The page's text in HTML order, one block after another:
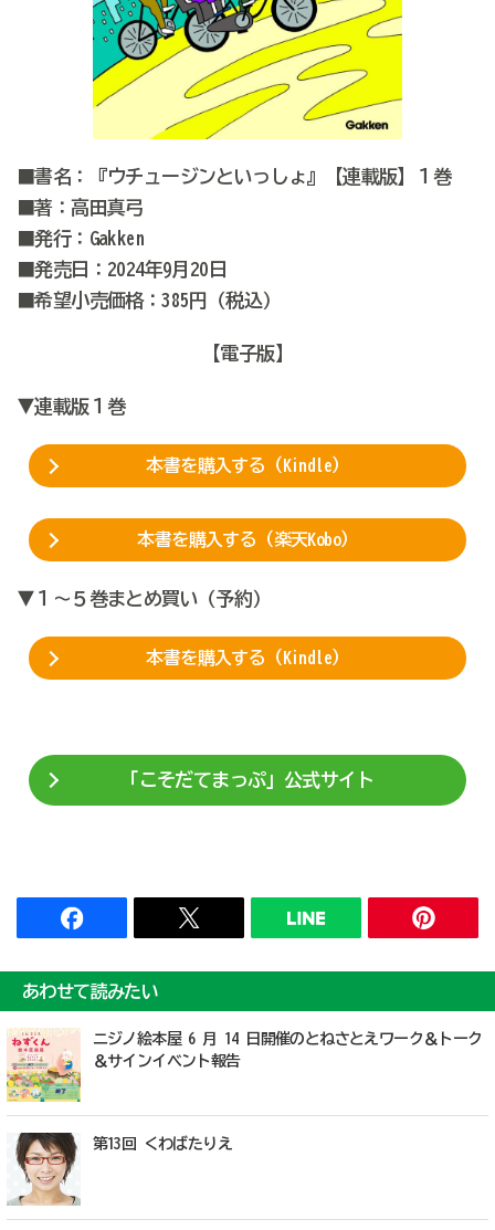
■書名：『ウチュージンといっしょ』【連載版】１巻
■著：高田真弓
■発行：Gakken
■発売日：2024年9月20日
■希望小売価格：385円（税込）
【電子版】
▼連載版１巻
本書を購入する（Kindle）
本書を購入する（楽天Kobo）
▼１～５巻まとめ買い（予約）
本書を購入する（Kindle）
「こそだてまっぷ」公式サイト
あわせて読みたい
ニジノ絵本屋 6 月 14 日開催のとねさとえワーク＆トーク
＆サインイベント報告
第13回 くわばたりえ